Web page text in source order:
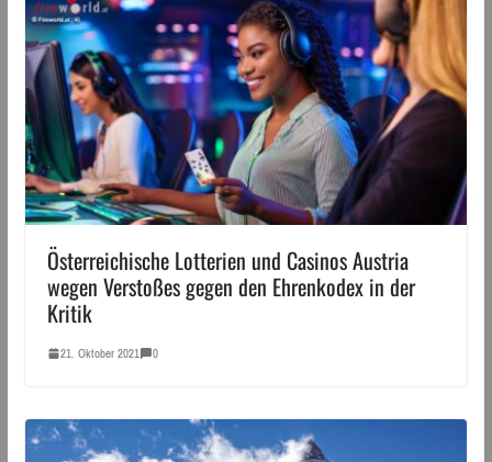
Österreichische Lotterien und Casinos Austria
wegen Verstoßes gegen den Ehrenkodex in der
Kritik
21. Oktober 2021 0